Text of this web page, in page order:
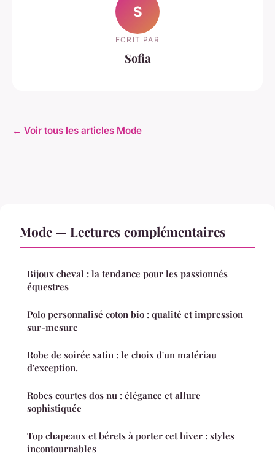
S
ECRIT PAR
Sofia
← Voir tous les articles Mode
Mode — Lectures complémentaires
Bijoux cheval : la tendance pour les passionnés
équestres
Polo personnalisé coton bio : qualité et impression
sur-mesure
Robe de soirée satin : le choix d'un matériau
d'exception.
Robes courtes dos nu : élégance et allure
sophistiquée
Top chapeaux et bérets à porter cet hiver : styles
incontournables